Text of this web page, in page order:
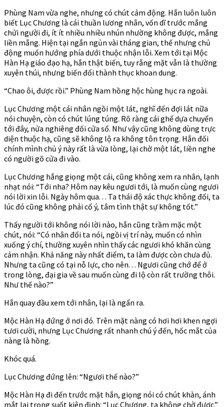
Phùng Nam vừa nghe, nhưng có chút cảm động. Hắn luôn luôn
biết Lục Chương là cái thuần lương nhân, vốn dĩ trước mắng
chửi người đi, ít ít nhiều nhiều nhún nhường không được, mắng
liền mắng. Hiện tại ngắn ngủn vài tháng gian, thế nhưng chủ
động muốn hướng phía dưới thuộc nhận lỗi. Xem tới tại Mộc
Hàn Hạ giáo đạo hạ, hắn thật biến, tuy rằng mặt vẫn là thường
xuyên thúi, nhưng biến đổi thành thục khoan dung.
“Chao ôi, được rồi.” Phùng Nam hồng hộc hùng hục ra ngoài.
Lục Chương một cái nhân ngồi một lát, nghĩ đến đợi lát nữa
nói chuyện, còn có chút lúng túng. Rõ ràng cái ghế dựa chuyển
tới đây, nửa nghiêng đối cửa sổ. Như vậy cũng không dùng trực
diện thuộc hạ, cũng sẽ không lộ ra không tôn trọng. Hắn đối
chính mình chủ ý này rất là vừa lòng, lại chờ một lát, liền nghe
có người gõ cửa đi vào.
Lục Chương hắng giọng một cái, cũng không xem ra nhân, lạnh
nhạt nói: “Tới nha? Hôm nay kêu ngươi tới, là muốn cùng ngươi
nói lời xin lỗi. Ngày hôm qua. . . Ta thái độ xác thực không đối, ta
lúc đó cũng không phải cố ý, tâm tình thật sự không tốt.”
Thấy người tới không nói lời nào, hắn cũng trầm mặc một
chút, nói: “Có nhân đối ta nói, ngồi vị trí này, muốn có nhìn
xuống ý chí, thường xuyên nhìn thấy các ngươi khó khăn cùng
cảm nhận. Khả năng này nhất điểm, ta làm được còn chưa đủ.
Nhưng ta cũng có tại nỗ lực, cho nên. . . Ngươi cũng chớ để ở
trong lòng, đại gia về sau muốn cùng đi lộ còn rất trường thôi.
Như thế nào?”
Hắn quay đầu xem tới nhân, lại là ngẩn ra.
Mộc Hàn Hạ đứng ở nơi đó. Trên mặt nàng có hơi hơi khen ngợi
tươi cười, nhưng Lục Chương rất nhanh chú ý đến, hốc mắt của
nàng là hồng.
Khóc quá.
Lục Chương đứng lên: “Ngươi thế nào?”
Mộc Hàn Hạ đi đến trước mặt hắn, giọng nói có chút khàn, ánh
mắt lại trong suốt kiên định: “Lục Chương, ta không chờ được.”